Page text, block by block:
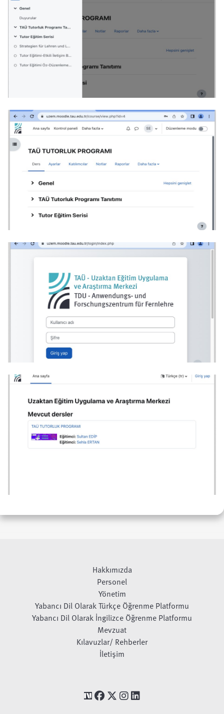
Hakkımızda
Personel
Yönetim
Yabancı Dil Olarak Türkçe Öğrenme Platformu
Yabancı Dil Olarak İngilizce Öğrenme Platformu
Mevzuat
Kılavuzlar/ Rehberler
İletişim